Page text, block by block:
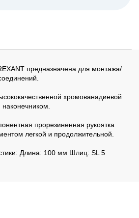
предназначена для монтажа/
хромованадиевой
прорезиненная рукоятка
легкой и продолжительной.
Длина: 100 мм Шлиц: SL 5